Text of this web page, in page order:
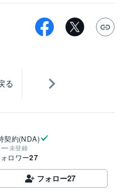
る
契約(NDA)
未登録
ロワー27
フォロー27